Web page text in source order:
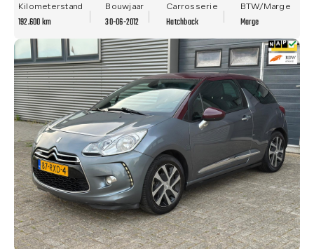
Kilometerstand
192.600 km
Bouwjaar
30-06-2012
Carrosserie
Hatchback
BTW/Marge
Marge